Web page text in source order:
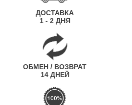
ДОСТАВКА
1 - 2 ДНЯ
ОБМЕН / ВОЗВРАТ
14 ДНЕЙ